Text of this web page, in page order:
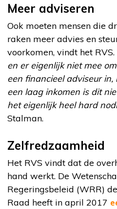
Meer adviseren
Ook moeten mensen die
raken meer advies en
voorkomen, vindt het RVS.
en er eigenlijk niet mee
een financieel adviseur
een laag inkomen is dit
het eigenlijk heel hard
Stalman.
Zelfredzaamheid
Het RVS vindt dat de
hand werkt. De
Regeringsbeleid (WRR)
Raad heeft in april 2017